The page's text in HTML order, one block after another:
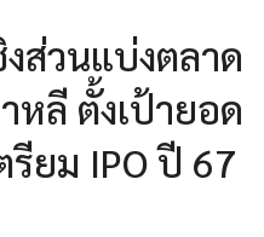
ส่วนแบ่งตลาด
หลี ตั้งเป้ายอด
ยม IPO ปี 67